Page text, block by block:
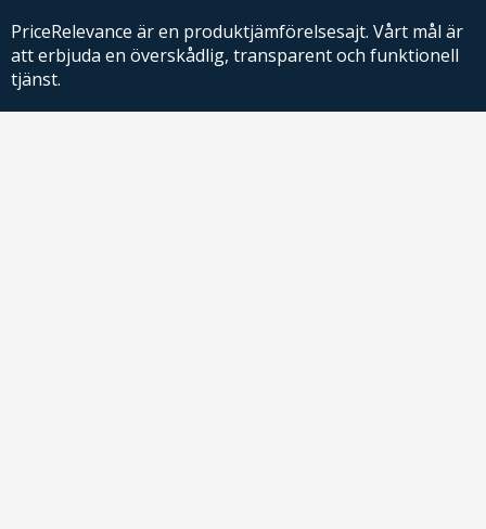
PriceRelevance är en produktjämförelsesajt. Vårt mål är
att erbjuda en överskådlig, transparent och funktionell
tjänst.
PriceRelevance ägs och drivs av AdRelevance Sverige AB.